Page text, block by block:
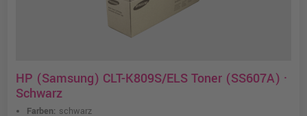
HP (Samsung) CLT-K809S/ELS Toner (SS607A) ·
Schwarz
Farben: schwarz